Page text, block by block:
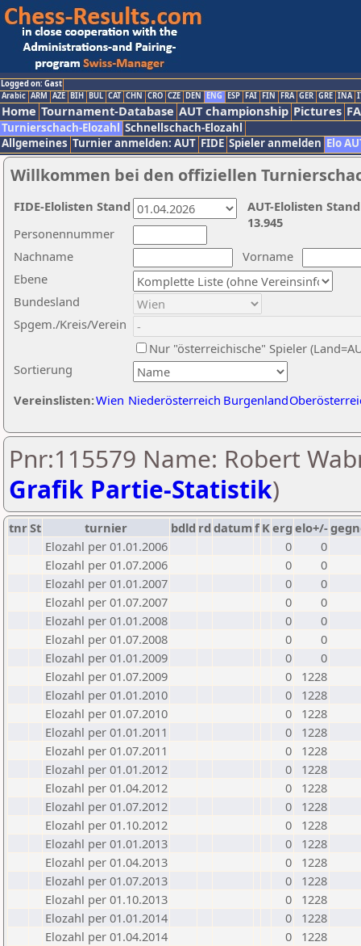
Logged on: Gast
Arabic ARM AZE BIH BUL CAT CHN CRO CZE DEN ENG ESP FAI FIN FRA GER GRE INA
Home Tournament-Database AUT championship Pictures
Turnierschach-Elozahl Schnellschach-Elozahl
Allgemeines Turnier anmelden: AUT FIDE Spieler anmelden Elo
Willkommen bei den offiziellen
Nachname
Vorname
Ebene
Sortierung
Personennummer
Bundesland
Spgem./Kreis/Verein
Nur "österreichische" Spieler
Vereinslisten:Wien Niederösterreich Burgenland
AUT-Elolisten
13.945
FIDE-Elolisten Stand
Pnr:115579 Name: Robert
Grafik Partie-Statistik)
tnrSt turnier bdld rd datumf Kerg elo+/-
Elozahl per 01.01.2006
0
0
Elozahl per 01.07.2006
0
0
Elozahl per 01.01.2007
0
0
Elozahl per 01.07.2007
0
0
Elozahl per 01.01.2008
0
0
Elozahl per 01.07.2008
0
0
Elozahl per 01.01.2009
0
0
Elozahl per 01.07.2009
0
1228
Elozahl per 01.01.2010
0
1228
Elozahl per 01.07.2010
0
1228
Elozahl per 01.01.2011
0
1228
Elozahl per 01.07.2011
0
1228
Elozahl per 01.01.2012
0
1228
Elozahl per 01.04.2012
0
1228
Elozahl per 01.07.2012
0
1228
Elozahl per 01.10.2012
0
1228
Elozahl per 01.01.2013
0
1228
Elozahl per 01.04.2013
0
1228
Elozahl per 01.07.2013
0
1228
Elozahl per 01.10.2013
0
1228
Elozahl per 01.01.2014
0
1228
Elozahl per 01.04.2014
0
1228